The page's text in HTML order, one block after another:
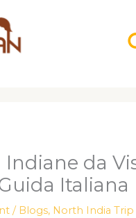
Indiane da
Italiana
/ Blogs, North India Trip